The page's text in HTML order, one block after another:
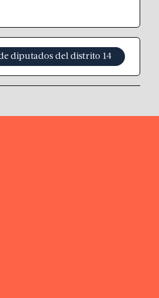
diputados del distrito 14